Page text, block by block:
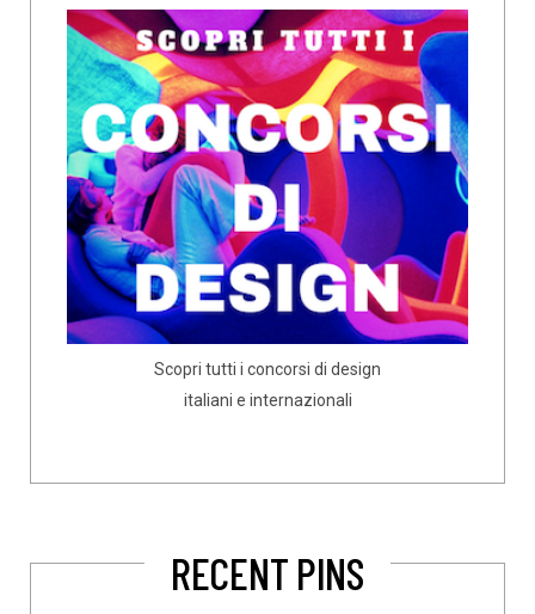
Scopri tutti i concorsi di design
italiani e internazionali
RECENT PINS